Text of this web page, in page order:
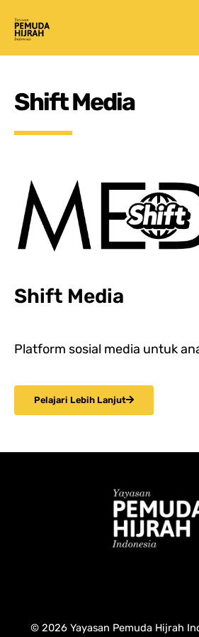
content
Shift Media
Shift Media
Platform sosial media untuk
Pelajari Lebih Lanjut
© 2026 Yayasan Pemuda Hijrah